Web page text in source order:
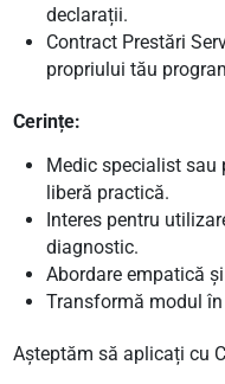
declarații.
Contract Prestări
propriului tău
Cerințe:
Medic specialist sau
liberă practică.
Interes pentru
diagnostic.
Abordare empatică
Transformă modul
Așteptăm să aplicați cu